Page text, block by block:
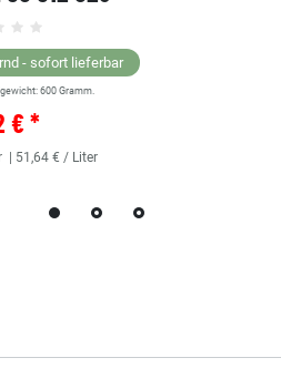
- sofort lieferbar
600 Gramm.
€ *
| 51,64 € / Liter